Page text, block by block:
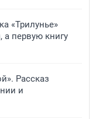
«Трилунье»
а первую книгу
Рассказ
и